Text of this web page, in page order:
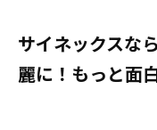
サイネックスな
麗に！もっと面